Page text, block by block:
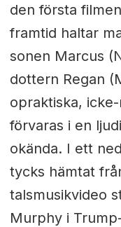
den första
framtid haltar
sonen Marcus
dottern Regan
opraktiska,
förvaras i en
okända. I ett
tycks hämtat
talsmusikvideo
Murphy i